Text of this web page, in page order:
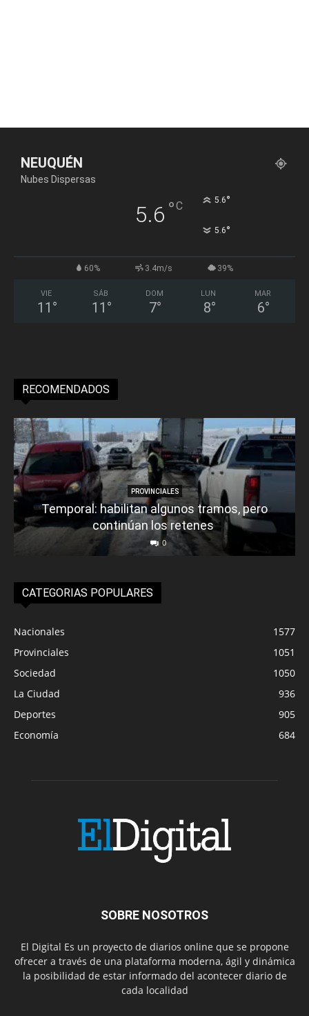
NEUQUÉN
Nubes Dispersas
5.6 °C 5.6°
5.6°
60% 3.4m/s 39%
VIE
11 °
SÁB
11 °
DOM
7°
LUN
8°
MAR
6°
RECOMENDADOS
PROVINCIALES
Temporal: habilitan algunos tramos, pero
continúan los retenes
0
CATEGORIAS POPULARES
Nacionales
1577
Provinciales
1051
Sociedad
1050
La Ciudad
936
Deportes
905
Economía
684
SOBRE NOSOTROS
El Digital Es un proyecto de diarios online que se propone
ofrecer a través de una plataforma moderna, ágil y dinámica
la posibilidad de estar informado del acontecer diario de
cada localidad